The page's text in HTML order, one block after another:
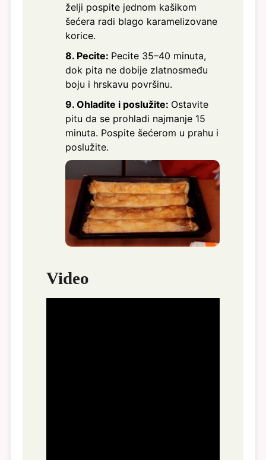
želji pospite jednom kašikom
šećera radi blago karamelizovane
korice.
8. Pecite: Pecite 35–40 minuta,
dok pita ne dobije zlatnosmeđu
boju i hrskavu površinu.
9. Ohladite i poslužite: Ostavite
pitu da se prohladi najmanje 15
minuta. Pospite šećerom u prahu i
poslužite.
Video